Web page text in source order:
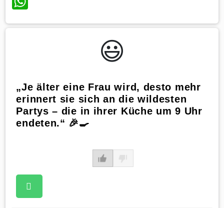
😃️
„Je älter eine Frau wird, desto mehr
erinnert sie sich an die wildesten
Partys – die in ihrer Küche um 9 Uhr
endeten.“ 🎉🍳